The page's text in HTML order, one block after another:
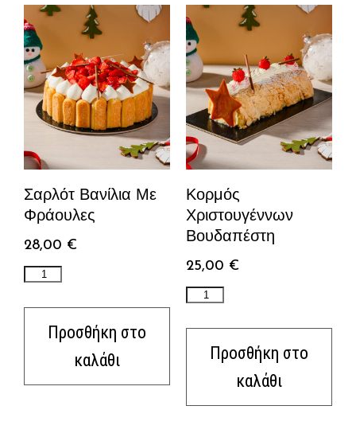
Σαρλότ Βανίλια Με
Φράουλες
28,00 €
Προσθήκη στο
καλάθι
Κορμός
Χριστουγέννων
Βουδαπέστη
25,00 €
Προσθήκη στο
καλάθι